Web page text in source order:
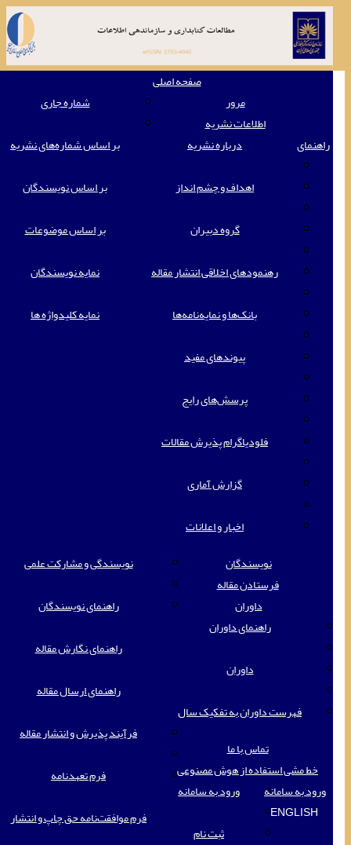
صفحه اصلی
مرور
شماره جاری
بر اساس شماره‌های نشریه
بر اساس نویسندگان
بر اساس موضوعات
نمایه نویسندگان
نمایه کلیدواژه ها
اطلاعات نشریه
درباره نشریه
اهداف و چشم انداز
گروه دبیران
رهنمودهای اخلاقی انتشار مقاله
بانک‌ها و نمایه‌‌نامه‌ها
پیوندهای مفید
پرسش‌های رایج
فلودیاگرام پذیرش مقالات
گزارش آماری
اخبار و اعلانات
راهنمای
نویسندگان
نویسندگی و مشارکت علمی
راهنمای نویسندگان
راهنمای نگارش مقاله
راهنمای ارسال مقاله
فرآیند پذیرش و انتشار مقاله
فرم تعهدنامه
فرم موافقت‌نامه حق چاپ و انتشار
فرستادن مقاله
داوران
راهنمای داوران
داوران
فهرست داوران به تفکیک سال
تماس با ما
خط مشی استفاده از هوش مصنوعی
ورود به سامانه
ورود به سامانه
ثبت نام
ENGLISH